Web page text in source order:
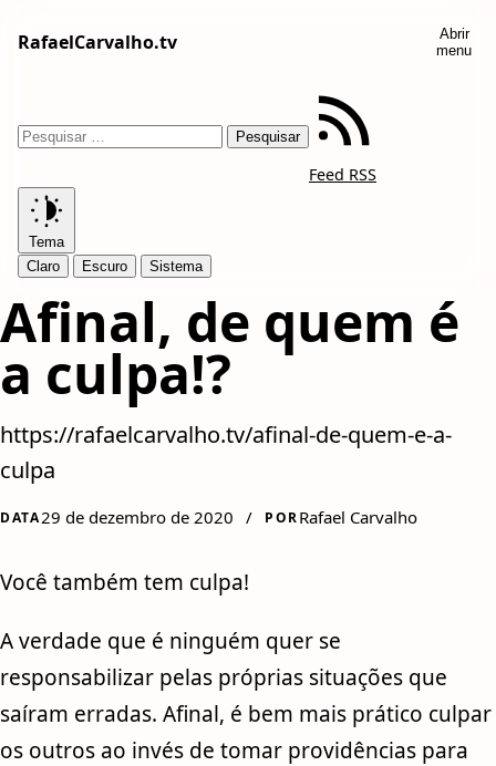
RafaelCarvalho.tv
Abrir
menu
Feed RSS
Tema
Claro
Escuro Sistema
Afinal, de quem é
a culpa!?
https://rafaelcarvalho.tv/afinal-de-quem-e-a-
culpa
DATA29 de dezembro de 2020 / PORRafael Carvalho
Você também tem culpa!
A verdade que é ninguém quer se
responsabilizar pelas próprias situações que
saíram erradas. Afinal, é bem mais prático culpar
os outros ao invés de tomar providências para